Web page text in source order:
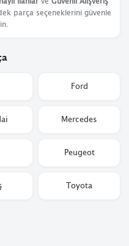
parça seçeneklerini güvenle
Ford
Mercedes
Peugeot
Toyota